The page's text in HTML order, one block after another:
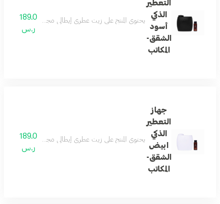
التعطير
الذكي
أسود
الشقق-
المكاتب
يحتوي المنتج على زيت عطري إيطالي مجاني حجم ستين
189.0
ر.س
جهاز
التعطير
الذكي
ابيض
الشقق-
المكاتب
يحتوي المنتج على زيت عطري إيطالي مجاني حجم ستين
189.0
ر.س